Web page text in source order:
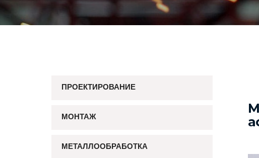
ПРОЕКТИРОВАНИЕ
МОНТАЖ
МЕТАЛЛООБРАБОТКА